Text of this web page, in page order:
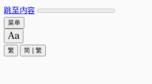
跳至内容
菜单
繁 简 繁